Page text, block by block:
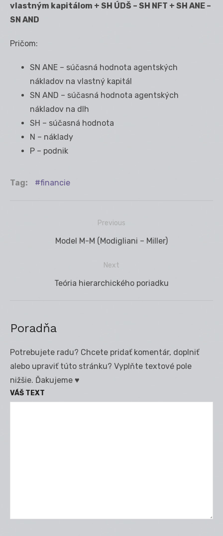
vlastným kapitálom + SH ÚDŠ – SH NFT + SH ANE –
SN AND
Pričom:
SN ANE – súčasná hodnota agentských
nákladov na vlastný kapitál
SN AND – súčasná hodnota agentských
nákladov na dlh
SH – súčasná hodnota
N – náklady
P – podnik
Tag: financie
Previous
Previous
Model M-M (Modigliani – Miller)
Next
Next
Teória hierarchického poriadku
Poradňa
Potrebujete radu? Chcete pridať komentár, doplniť
alebo upraviť túto stránku? Vyplňte textové pole
nižšie. Ďakujeme ♥
VÁŠ TEXT